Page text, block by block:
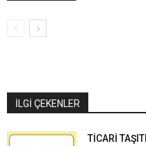
İLGİ ÇEKENLER
TİCARİ